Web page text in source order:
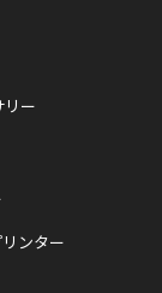
リー
ンター